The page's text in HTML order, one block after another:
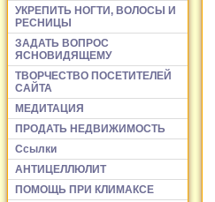
УКРЕПИТЬ НОГТИ, ВОЛОСЫ И
РЕСНИЦЫ
ЗАДАТЬ ВОПРОС
ЯСНОВИДЯЩЕМУ
ТВОРЧЕСТВО ПОСЕТИТЕЛЕЙ
САЙТА
МЕДИТАЦИЯ
ПРОДАТЬ НЕДВИЖИМОСТЬ
Ссылки
АНТИЦЕЛЛЮЛИТ
ПОМОЩЬ ПРИ КЛИМАКСЕ